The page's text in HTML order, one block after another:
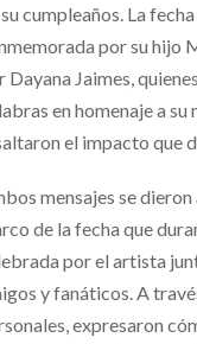
cumpleaños. La
por su hijo
Dayana Jaimes,
en homenaje a su
el impacto que
mensajes se dieron
de la fecha que
por el artista
y fanáticos. A
expresaron